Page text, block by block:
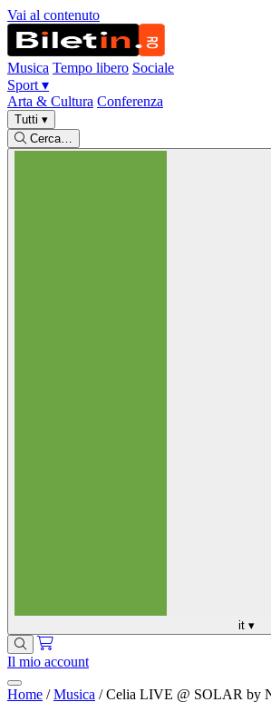
Vai al contenuto
Musica Tempo libero Sociale
Sport ▾
Arta & Cultura Conferenza
Tutti ▾
Cerca…
it ▾
Il mio account
Home / Musica / Celia LIVE @ SOLAR by